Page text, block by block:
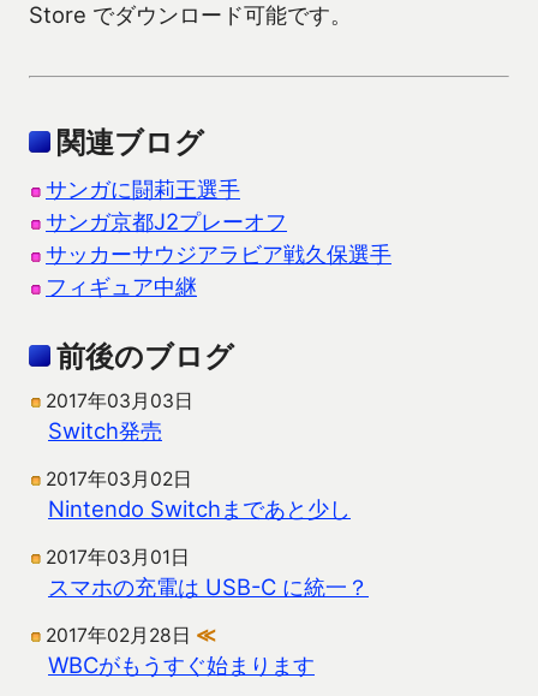
Store でダウンロード可能です。
関連ブログ
サンガに闘莉王選手
サンガ京都J2プレーオフ
サッカーサウジアラビア戦久保選手
フィギュア中継
前後のブログ
2017年03月03日
Switch発売
2017年03月02日
Nintendo Switchまであと少し
2017年03月01日
スマホの充電は USB-C に統一？
2017年02月28日 ≪
WBCがもうすぐ始まります